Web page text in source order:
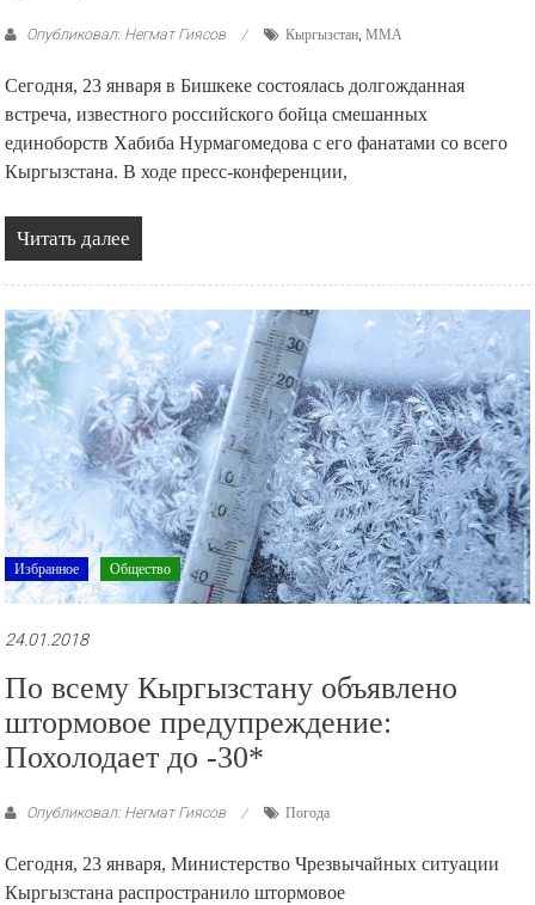
Опубликовал: Негмат Гиясов Кыргызстан,ММА
Сегодня, 23 января в Бишкеке состоялась долгожданная
встреча, известного российского бойца смешанных
единоборств Хабиба Нурмагомедова с его фанатами со всего
Кыргызстана. В ходе пресс-конференции,
Читать далее
Избранное Общество
24.01.2018
По всему Кыргызстану объявлено
штормовое предупреждение:
Похолодает до -30*
Опубликовал: Негмат Гиясов Погода
Сегодня, 23 января, Министерство Чрезвычайных ситуации
Кыргызстана распространило штормовое